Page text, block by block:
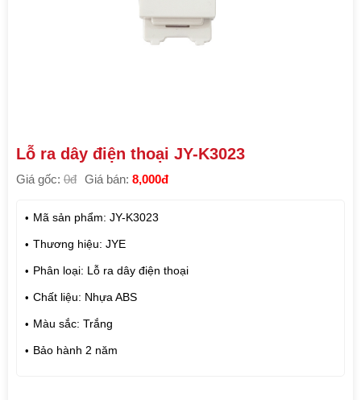
Lỗ ra dây điện thoại JY-K3023
Giá gốc: 0đ Giá bán: 8,000đ
Mã sản phẩm: JY-K3023
Thương hiệu: JYE
Phân loại: Lỗ ra dây điện thoại
Chất liệu: Nhựa ABS
Màu sắc: Trắng
Bảo hành 2 năm